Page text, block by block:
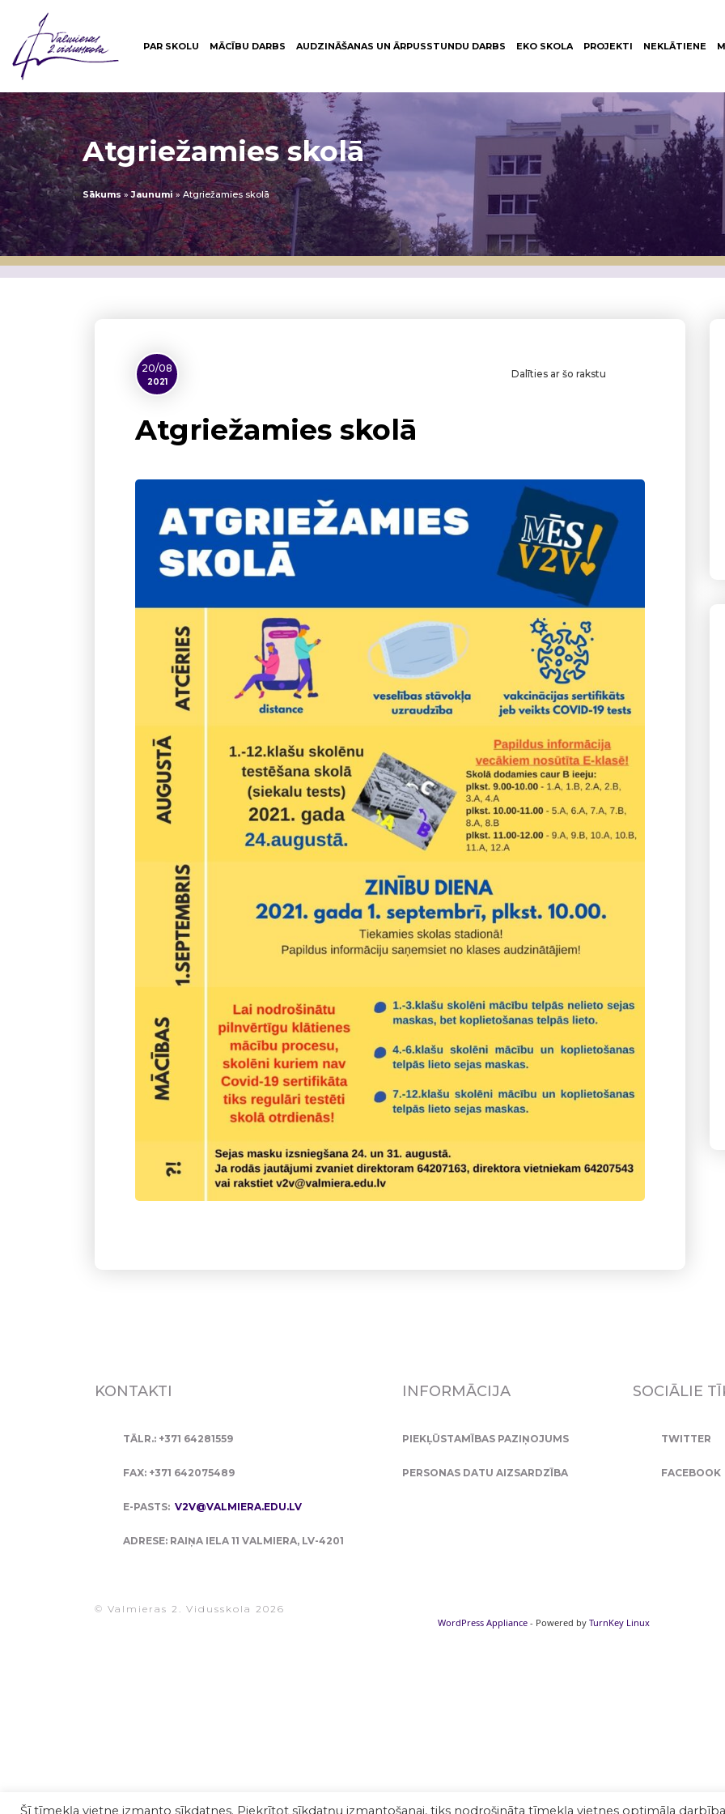
PAR SKOLU MĀCĪBU DARBS AUDZINĀŠANAS UN ĀRPUSSTUNDU DARBS EKO SKOLA PROJEKTI NEKLĀTIENE
Atgriežamies skolā
Sākums»Jaunumi»Atgriežamies skolā
20/08
2021
Dalīties ar šo rakstu
Atgriežamies skolā
KONTAKTI
TĀLR.: +371 64281559
FAX: +371 642075489
E-PASTS: V2V@VALMIERA.EDU.LV
ADRESE: RAIŅA IELA 11 VALMIERA, LV-4201
INFORMĀCIJA
PIEKĻŪSTAMĪBAS PAZIŅOJUMS
PERSONAS DATU AIZSARDZĪBA
SOCIĀLIE
TWITTER
FACEBOOK
© Valmieras 2. Vidusskola 2026
Šī tīmekļa vietne izmanto sīkdatnes. Piekrītot sīkdatņu izmantošanai, tiks nodrošināta tīmekļa vietnes optimāla
WordPress Appliance - Powered by TurnKey Linux